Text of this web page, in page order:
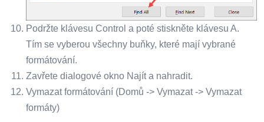
Podržte klávesu Control a poté stiskněte klávesu A.
Tím se vyberou všechny buňky, které mají vybrané
formátování.
Zavřete dialogové okno Najít a nahradit.
Vymazat formátování (Domů -> Vymazat -> Vymazat
formáty)